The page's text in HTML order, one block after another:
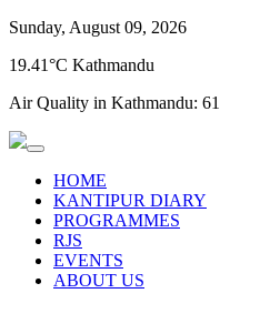
Sunday, August 09, 2026
19.41°C Kathmandu
Air Quality in Kathmandu: 61
HOME
KANTIPUR DIARY
PROGRAMMES
RJS
EVENTS
ABOUT US